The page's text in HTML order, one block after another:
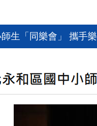
生「同樂會」 攜手